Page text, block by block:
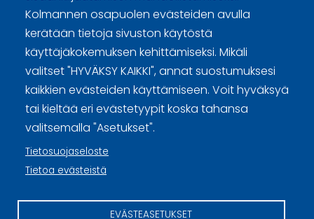
Kolmannen osapuolen evästeiden avulla
kerätään tietoja sivuston käytöstä
käyttäjäkokemuksen kehittämiseksi. Mikäli
valitset "HYVÄKSY KAIKKI", annat suostumuksesi
kaikkien evästeiden käyttämiseen. Voit hyväksyä
tai kieltää eri evästetyypit koska tahansa
valitsemalla "Asetukset".
Tietosuojaseloste
Tietoa evästeistä
EVÄSTEASETUKSET
Curling.fi
Curling Finland
Sivuston käyttöehdot ja sisällön käyttöoikeudet
Tietosuojaselosteet